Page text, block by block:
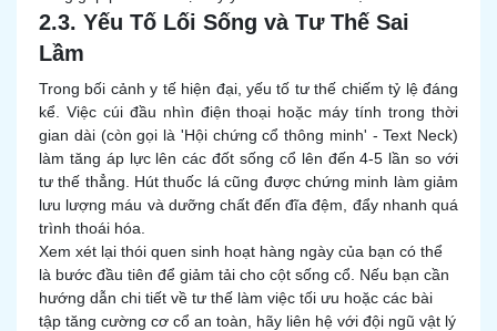
2.3. Yếu Tố Lối Sống và Tư Thế Sai
Lầm
Trong bối cảnh y tế hiện đại, yếu tố tư thế chiếm tỷ lệ đáng
kể. Việc cúi đầu nhìn điện thoại hoặc máy tính trong thời
gian dài (còn gọi là 'Hội chứng cổ thông minh' - Text Neck)
làm tăng áp lực lên các đốt sống cổ lên đến 4-5 lần so với
tư thế thẳng. Hút thuốc lá cũng được chứng minh làm giảm
lưu lượng máu và dưỡng chất đến đĩa đệm, đẩy nhanh quá
trình thoái hóa.
Xem xét lại thói quen sinh hoạt hàng ngày của bạn có thể
là bước đầu tiên để giảm tải cho cột sống cổ. Nếu bạn cần
hướng dẫn chi tiết về tư thế làm việc tối ưu hoặc các bài
tập tăng cường cơ cổ an toàn, hãy liên hệ với đội ngũ vật lý